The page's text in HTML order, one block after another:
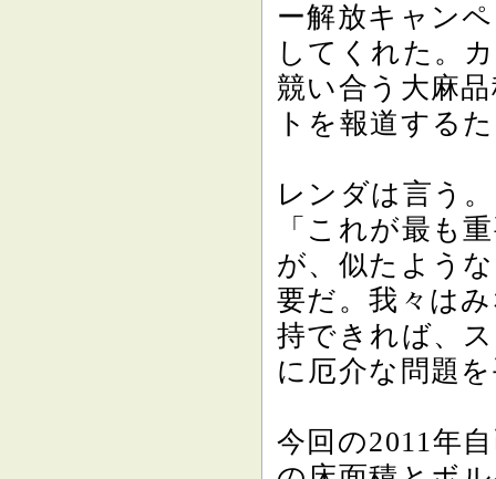
ー解放キャン
してくれた。
競い合う大麻
トを報道する
レンダは言う
「これが最も
が、似たよう
要だ。我々は
持できれば、
に厄介な問題
今回の2011年